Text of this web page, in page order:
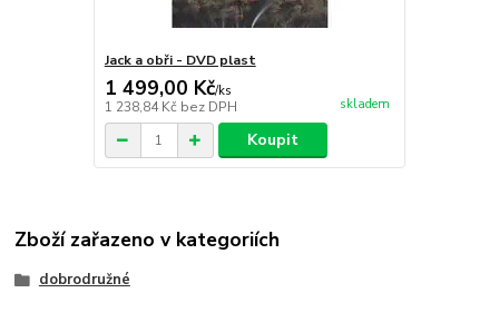
Jack a obři - DVD plast
1 499,00 Kč/ks
1 238,84 Kč bez DPH skladem
Koupit
Zboží zařazeno v kategoriích
dobrodružné